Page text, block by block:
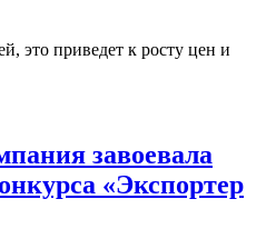
это приведет к росту цен и
завоевала
«Экспортер